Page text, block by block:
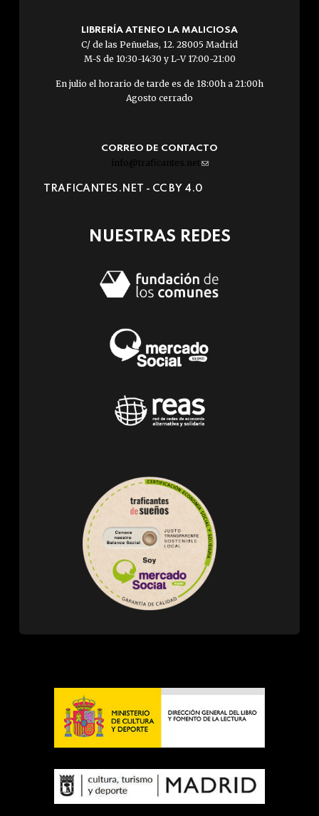
LIBRERÍA ATENEO LA MALICIOSA
C/ de las Peñuelas, 12. 28005 Madrid
M-S de 10:30-14:30 y L-V 17:00-21:00
En julio el horario de tarde es de 18:00h a 21:00h
Agosto cerrado
CORREO DE CONTACTO
info@traficantes.net (link
e-
TRAFICANTES.NET - CC BY 4.0
NUESTRAS REDES